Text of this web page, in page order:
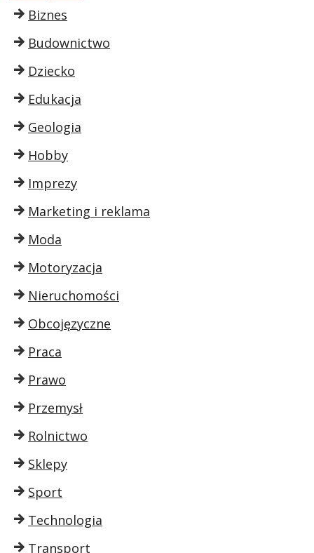
Biznes
Budownictwo
Dziecko
Edukacja
Geologia
Hobby
Imprezy
Marketing i reklama
Moda
Motoryzacja
Nieruchomości
Obcojęzyczne
Praca
Prawo
Przemysł
Rolnictwo
Sklepy
Sport
Technologia
Transport